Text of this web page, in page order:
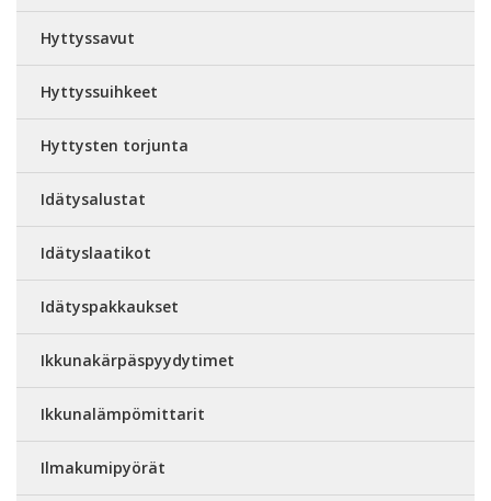
Hyttyssavut
Hyttyssuihkeet
Hyttysten torjunta
Idätysalustat
Idätyslaatikot
Idätyspakkaukset
Ikkunakärpäspyydytimet
Ikkunalämpömittarit
Ilmakumipyörät